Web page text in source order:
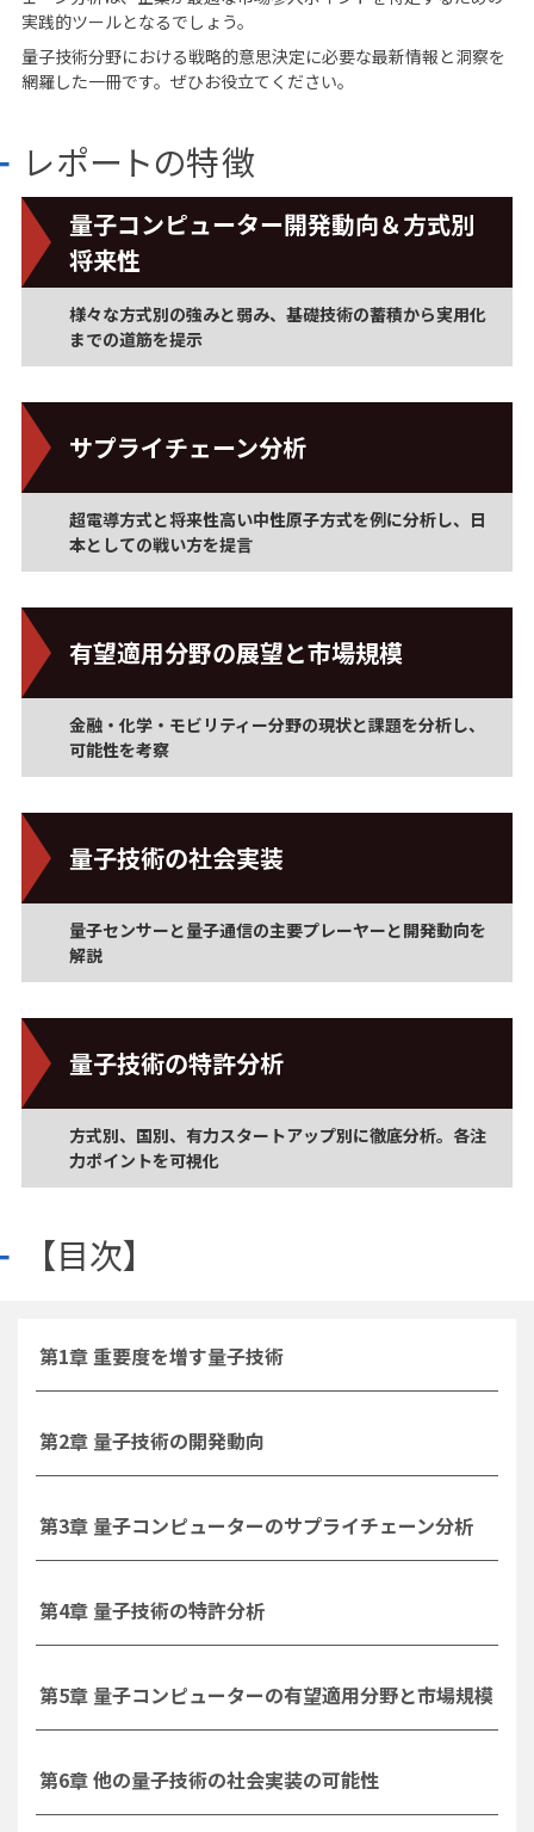
実践的ツールとなるでしょう。
量子技術分野における戦略的意思決定に必要な最新情報と洞察を
網羅した一冊です。ぜひお役立てください。
レポートの特徴
量子コンピューター開発動向＆方式別
将来性
様々な方式別の強みと弱み、基礎技術の蓄積から実用化
までの道筋を提示
サプライチェーン分析
超電導方式と将来性高い中性原子方式を例に分析し、日
本としての戦い方を提言
有望適用分野の展望と市場規模
金融・化学・モビリティー分野の現状と課題を分析し、
可能性を考察
量子技術の社会実装
量子センサーと量子通信の主要プレーヤーと開発動向を
解説
量子技術の特許分析
方式別、国別、有力スタートアップ別に徹底分析。各注
力ポイントを可視化
【目次】
第1章 重要度を増す量子技術
第2章 量子技術の開発動向
第3章 量子コンピューターのサプライチェーン分析
第4章 量子技術の特許分析
第5章 量子コンピューターの有望適用分野と市場規模
第6章 他の量子技術の社会実装の可能性